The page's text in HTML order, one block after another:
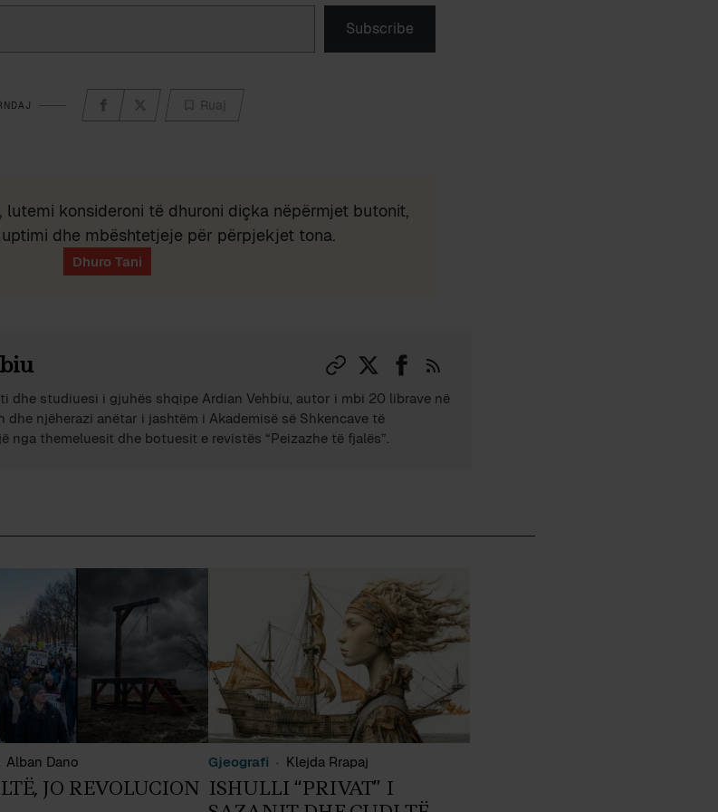
Subscribe
Ruaj
lutemi konsideroni të dhuroni diçka nëpërmjet butonit,
dhe mbështetjeje për përpjekjet tona.
dhe studiuesi i gjuhës shqipe Ardian Vehbiu, autor i mbi 20 librave në
dhe njëherazi anëtar i jashtëm i Akademisë së Shkencave të
nga themeluesit dhe botuesit e revistës “Peizazhe të fjalës”.
Alban Dano
JO REVOLUCION
Gjeografi Klejda Rrapaj
ISHULLI “PRIVAT” I